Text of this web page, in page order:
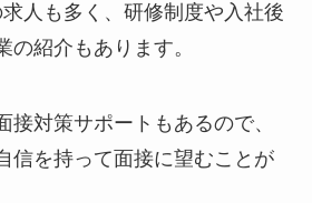
人も多く、研修制度や入社後
の紹介もあります。
接対策サポートもあるので、
信を持って面接に望むことが